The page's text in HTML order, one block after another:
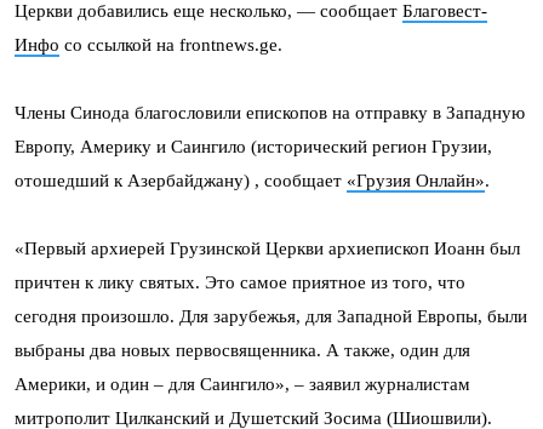
Церкви добавились еще несколько, — сообщает Благовест-
Инфо со ссылкой на frontnews.ge.
Члены Синода благословили епископов на отправку в Западную
Европу, Америку и Саингило (исторический регион Грузии,
отошедший к Азербайджану) , сообщает «Грузия Онлайн».
«Первый архиерей Грузинской Церкви архиепископ Иоанн был
причтен к лику святых. Это самое приятное из того, что
сегодня произошло. Для зарубежья, для Западной Европы, были
выбраны два новых первосвященника. А также, один для
Америки, и один – для Саингило», – заявил журналистам
митрополит Цилканский и Душетский Зосима (Шиошвили).